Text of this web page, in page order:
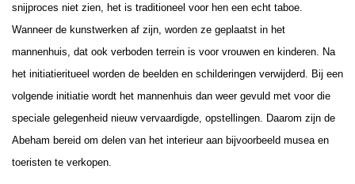
snijproces niet zien, het is traditioneel voor hen een echt taboe.
Wanneer de kunstwerken af zijn, worden ze geplaatst in het
mannenhuis, dat ook verboden terrein is voor vrouwen en kinderen. Na
het initiatieritueel worden de beelden en schilderingen verwijderd. Bij een
volgende initiatie wordt het mannenhuis dan weer gevuld met voor die
speciale gelegenheid nieuw vervaardigde, opstellingen. Daarom zijn de
Abeham bereid om delen van het interieur aan bijvoorbeeld musea en
toeristen te verkopen.